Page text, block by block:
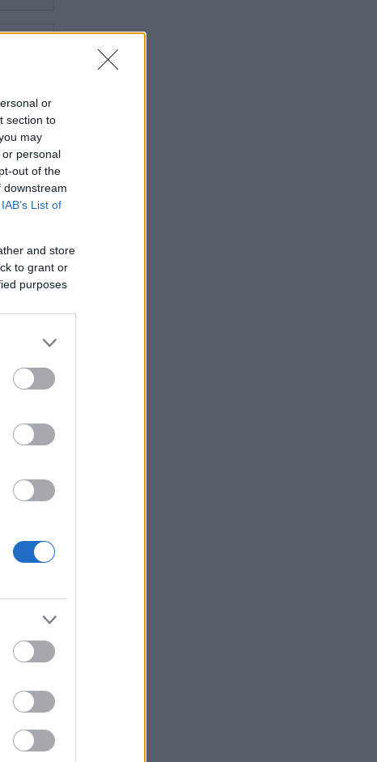
or
section to
may
personal
out of the
downstream
IAB’s List of
and store
to grant or
purposes